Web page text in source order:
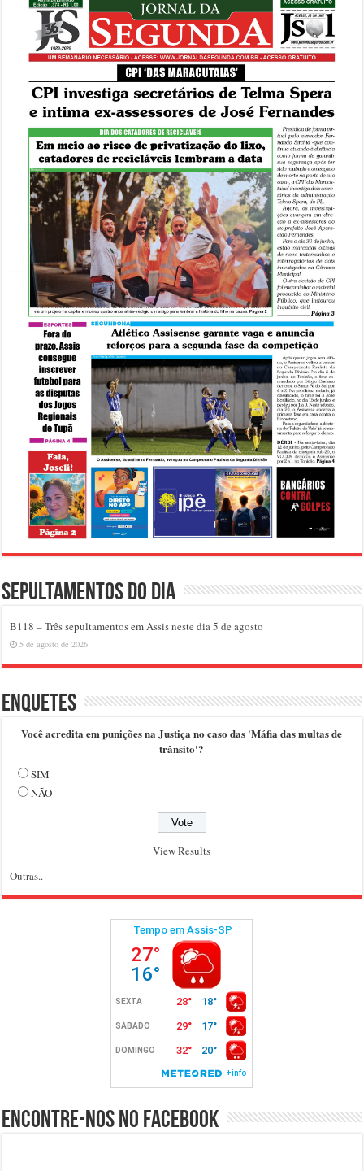
Sepultamentos do dia
B118 – Três sepultamentos em Assis neste dia 5 de agosto
5 de agosto de 2026
Enquetes
Você acredita em punições na Justiça no caso das 'Máfia das multas de
trânsito'?
SIM
NÃO
View Results
Outras..
Encontre-nos no Facebook